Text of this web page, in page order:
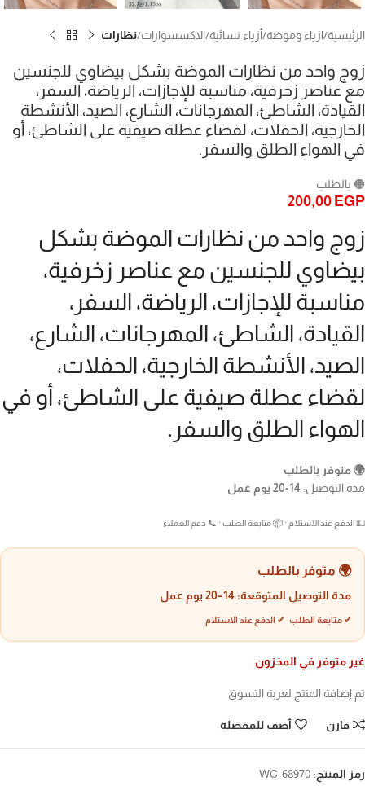
الرئيسية ازياء وموضة أزياء نسائية الاكسسوارات نظارات
زوج واحد من نظارات الموضة بشكل بيضاوي للجنسين
مع عناصر زخرفية، مناسبة للإجازات، الرياضة، السفر،
القيادة، الشاطئ، المهرجانات، الشارع، الصيد، الأنشطة
الخارجية، الحفلات، لقضاء عطلة صيفية على الشاطئ، أو
في الهواء الطلق والسفر.
🟠 بالطلب
200,00 EGP
زوج واحد من نظارات الموضة بشكل
بيضاوي للجنسين مع عناصر زخرفية،
مناسبة للإجازات، الرياضة، السفر،
القيادة، الشاطئ، المهرجانات، الشارع،
الصيد، الأنشطة الخارجية، الحفلات،
لقضاء عطلة صيفية على الشاطئ، أو في
الهواء الطلق والسفر.
🌍 متوفر بالطلب
مدة التوصيل: 14-20 يوم عمل
💵 الدفع عند الاستلام · 📦 متابعة الطلب · 📞 دعم العملاء
🌍 متوفر بالطلب
مدة التوصيل المتوقعة: 14–20 يوم عمل
✔ متابعة الطلب ✔ الدفع عند الاستلام
غير متوفر في المخزون
تم إضافة المنتج لعربة التسوق
قارن أضف للمفضلة
رمز المنتج: WC-68970